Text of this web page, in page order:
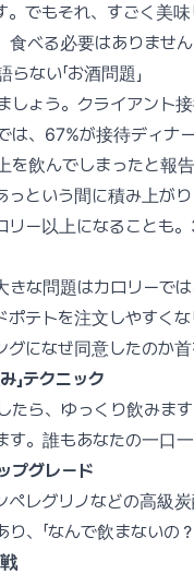
。でもそれ、すごく美
食べる必要はありませ
ない「お酒問題」
しょう。クライアント
は、67%が接待ディナ
を飲んでしまったと報告
っという間に積み上が
リー以上になることも
きな問題はカロリーで
ポテトを注文しやすく
グになぜ同意したのか首
」テクニック
たら、ゆっくり飲みま
す。誰もあなたの一口
プグレード
ペレグリノなどの高級
、「なんで飲まないの